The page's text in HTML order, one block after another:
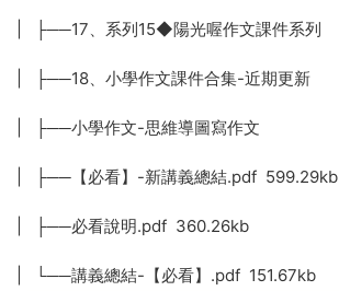
| ├──17、系列15◆陽光喔作文課件系列
| ├──18、小學作文課件合集-近期更新
| ├──小學作文-思維導圖寫作文
| ├──【必看】-新講義總結.pdf 599.29kb
| ├──必看說明.pdf 360.26kb
| └──講義總結-【必看】.pdf 151.67kb